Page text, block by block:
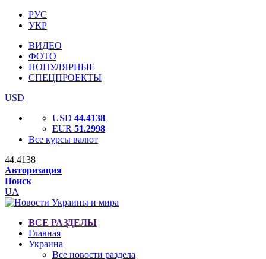
РУС
УКР
ВИДЕО
ФОТО
ПОПУЛЯРНЫЕ
СПЕЦПРОЕКТЫ
USD
USD 44.4138
EUR 51.2998
Все курсы валют
44.4138
Авторизация
Поиск
UA
ВСЕ РАЗДЕЛЫ
Главная
Украина
Все новости раздела